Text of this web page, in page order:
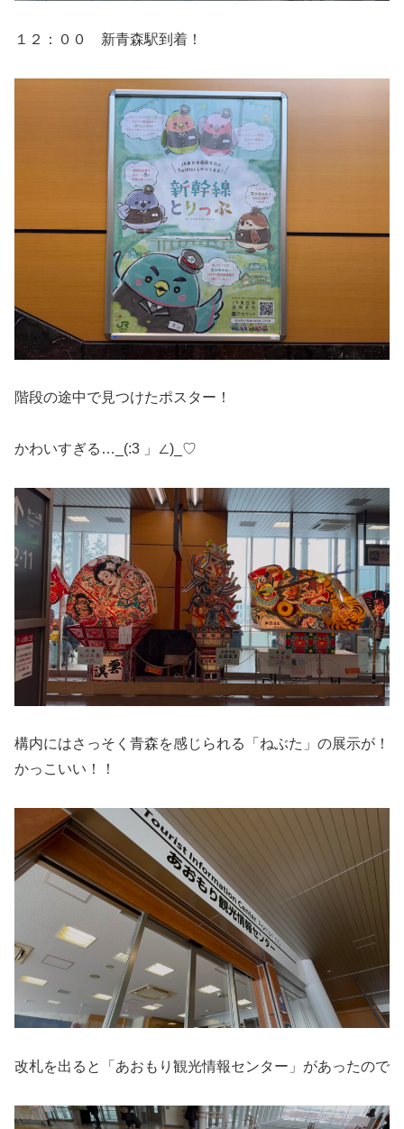
１２：００ 新青森駅到着！
階段の途中で見つけたポスター！
かわいすぎる…_(:3 」∠)_♡
構内にはさっそく青森を感じられる「ねぶた」の展示が！
かっこいい！！
改札を出ると「あおもり観光情報センター」があったので